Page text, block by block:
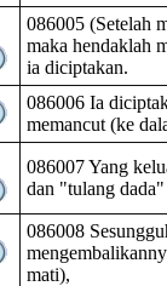
086005 (Setelah
maka hendaklah
ia diciptakan.
086006 Ia
memancut (ke
086007 Yang
dan "tulang
086008
mati),